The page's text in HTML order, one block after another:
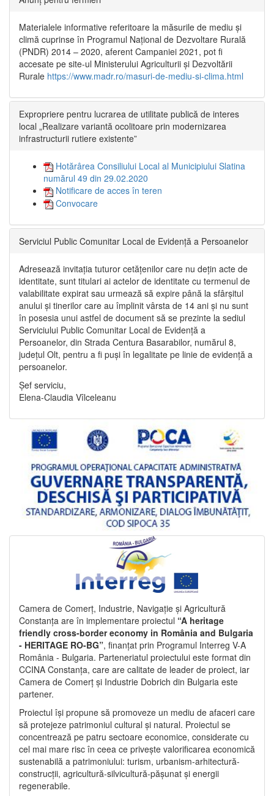
Materialele informative referitoare la măsurile de mediu și
climă cuprinse în Programul Național de Dezvoltare Rurală
(PNDR) 2014 – 2020, aferent Campaniei 2021, pot fi
accesate pe site-ul Ministerului Agriculturii și Dezvoltării
Rurale https://www.madr.ro/masuri-de-mediu-si-clima.html
Expropriere pentru lucrarea de utilitate publică de interes
local „Realizare variantă ocolitoare prin modernizarea
infrastructurii rutiere existente”
Hotărârea Consiliului Local al Municipiului Slatina
numărul 49 din 29.02.2020
Notificare de acces în teren
Convocare
Serviciul Public Comunitar Local de Evidență a Persoanelor
Adresează invitația tuturor cetățenilor care nu dețin acte de
identitate, sunt titulari ai actelor de identitate cu termenul de
valabilitate expirat sau urmează să expire până la sfârșitul
anului și tinerilor care au împlinit vârsta de 14 ani și nu sunt
în posesia unui astfel de document să se prezinte la sediul
Serviciului Public Comunitar Local de Evidență a
Persoanelor, din Strada Centura Basarabilor, numărul 8,
județul Olt, pentru a fi puși în legalitate pe linie de evidență a
persoanelor.
Șef serviciu,
Elena-Claudia Vîlceleanu
Camera de Comerț, Industrie, Navigație și Agricultură
Constanța are în implementare proiectul “A heritage
friendly cross-border economy in România and Bulgaria
- HERITAGE RO-BG”, finanțat prin Programul Interreg V-A
România - Bulgaria. Parteneriatul proiectului este format din
CCINA Constanța, care are calitate de leader de proiect, iar
Camera de Comerț și Industrie Dobrich din Bulgaria este
partener.
Proiectul își propune să promoveze un mediu de afaceri care
să protejeze patrimoniul cultural și natural. Proiectul se
concentrează pe patru sectoare economice, considerate cu
cel mai mare risc în ceea ce privește valorificarea economică
sustenabilă a patrimoniului: turism, urbanism-arhitectură-
construcții, agricultură-silvicultură-pășunat și energii
regenerabile.